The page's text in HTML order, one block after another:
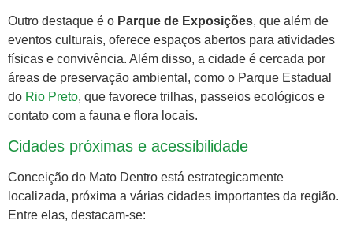
Outro destaque é o Parque de Exposições, que além de
eventos culturais, oferece espaços abertos para atividades
físicas e convivência. Além disso, a cidade é cercada por
áreas de preservação ambiental, como o Parque Estadual
do Rio Preto, que favorece trilhas, passeios ecológicos e
contato com a fauna e flora locais.
Cidades próximas e acessibilidade
Conceição do Mato Dentro está estrategicamente
localizada, próxima a várias cidades importantes da região.
Entre elas, destacam-se: